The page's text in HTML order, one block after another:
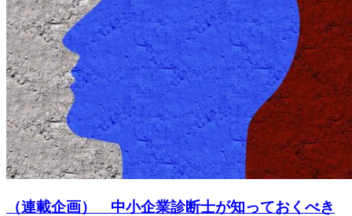
（連載企画） 中小企業診断士が知っておくべき